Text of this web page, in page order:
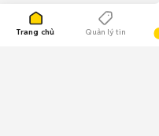
Trang chủ Quản lý tin